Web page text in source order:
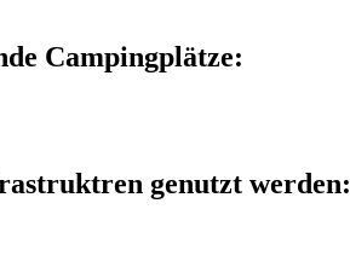
Campingplätze:
genutzt werden: